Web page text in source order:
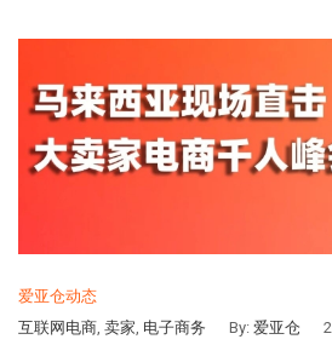
爱亚仓动态
互联网电商, 卖家, 电子商务 By: 爱亚仓